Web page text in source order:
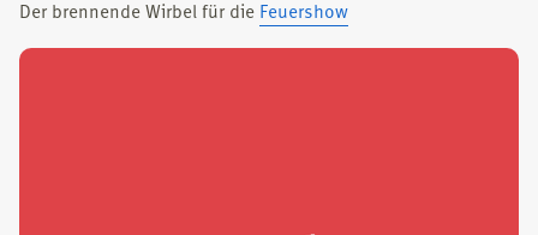
Der bren­nen­de Wir­bel für die Feu­er­show